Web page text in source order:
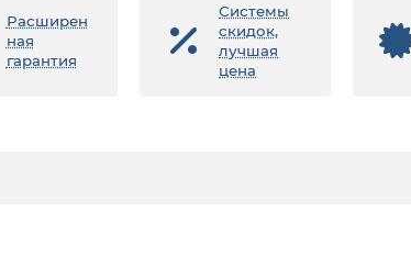
Расширен
ная
гарантия
Системы
скидок,
лучшая
цена